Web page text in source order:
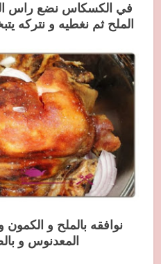
في الكسكاس نضع راس
الملح ثم نغطيه و نتركه
نوافقه بالملح و
المعدنوس و